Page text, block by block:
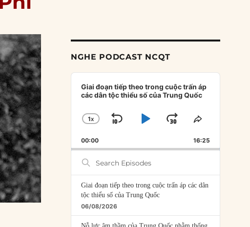
NGHE PODCAST NCQT
Audio
Player
Giai đoạn tiếp theo trong cuộc trấn áp
các dân tộc thiểu số của Trung Quốc
CHANGE
RATE
1X
SKIP
BACKWARD
PLAYJUMP
FORWARD
SHARE
EPISODE
00:00 16:25
Search
Episodes
Giai đoạn tiếp theo trong cuộc trấn áp các dân
tộc thiểu số của Trung Quốc
06/08/2026